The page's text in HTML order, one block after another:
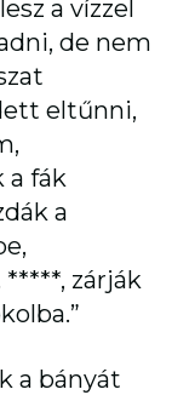
a vízzel
de nem
eltűnni,
a fák
a
zárják
a bányát